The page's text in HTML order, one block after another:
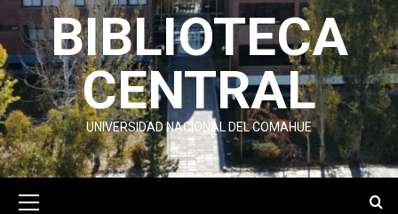
BIBLIOTECA
CENTRAL
UNIVERSIDAD NACIONAL DEL COMAHUE
Menu